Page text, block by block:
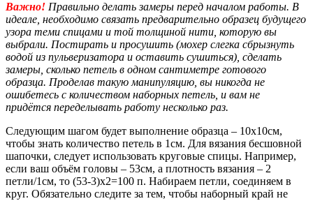
Важно! Правильно делать замеры перед началом работы. В
идеале, необходимо связать предварительно образец будущего
узора теми спицами и той толщиной нити, которую вы
выбрали. Постирать и просушить (мохер слегка сбрызнуть
водой из пульверизатора и оставить сушиться), сделать
замеры, сколько петель в одном сантиметре готового
образца. Проделав такую манипуляцию, вы никогда не
ошибетесь с количеством наборных петель, и вам не
придётся переделывать работу несколько раз.
Следующим шагом будет выполнение образца – 10х10см,
чтобы знать количество петель в 1см. Для вязания бесшовной
шапочки, следует использовать круговые спицы. Например,
если ваш объём головы – 53см, а плотность вязания – 2
петли/1см, то (53-3)х2=100 п. Набираем петли, соединяем в
круг. Обязательно следите за тем, чтобы наборный край не